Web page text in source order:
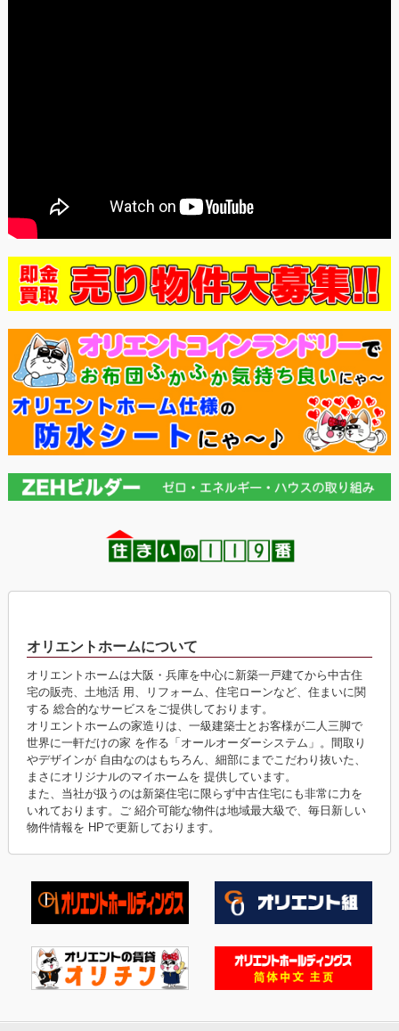
オリエントホームについて
オリエントホームは大阪・兵庫を中心に新築一戸建てから中古住
宅の販売、土地活 用、リフォーム、住宅ローンなど、住まいに関
する 総合的なサービスをご提供しております。
オリエントホームの家造りは、一級建築士とお客様が二人三脚で
世界に一軒だけの家 を作る「オールオーダーシステム」。間取り
やデザインが 自由なのはもちろん、細部にまでこだわり抜いた、
まさにオリジナルのマイホームを 提供しています。
また、当社が扱うのは新築住宅に限らず中古住宅にも非常に力を
いれております。ご 紹介可能な物件は地域最大級で、毎日新しい
物件情報を HPで更新しております。